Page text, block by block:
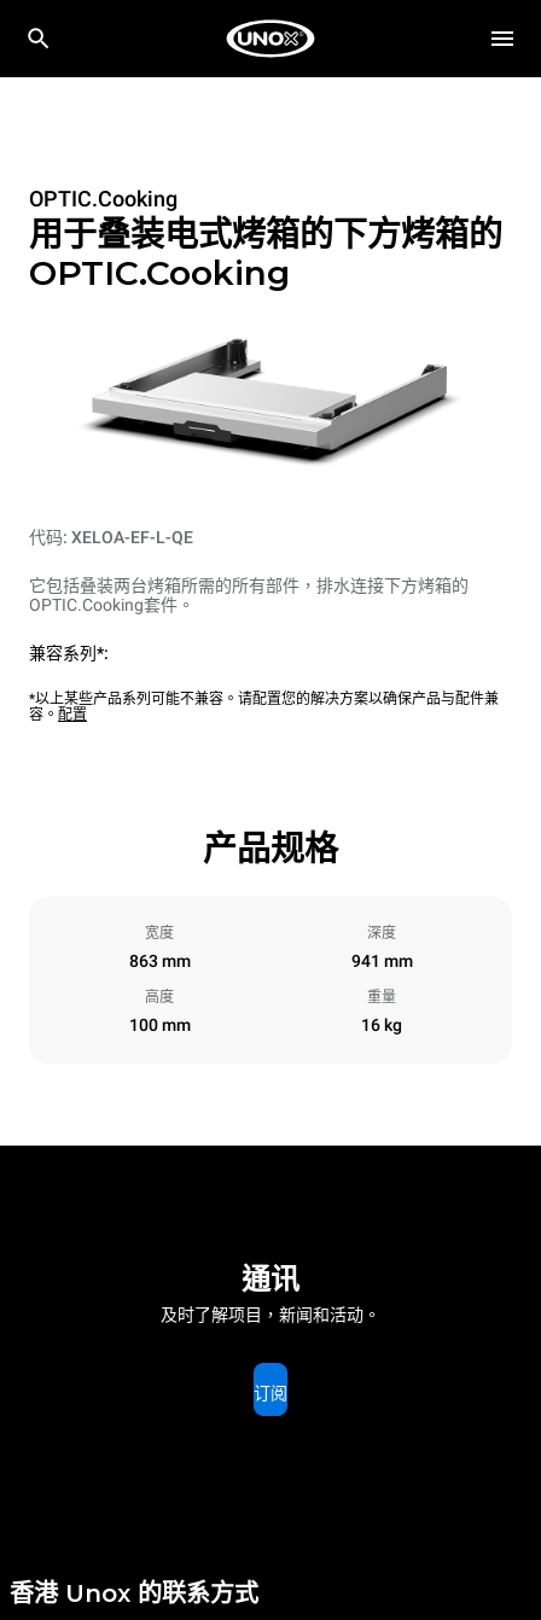
OPTIC.Cooking
用于叠装电式烤箱的下方烤箱的
OPTIC.Cooking
代码: XELOA-EF-L-QE
它包括叠装两台烤箱所需的所有部件，排水连接下方烤箱的
OPTIC.Cooking套件。
兼容系列*:
*以上某些产品系列可能不兼容。请配置您的解决方案以确保产品与配件兼
容。 配置
产品规格
宽度
863 mm
深度
941 mm
高度
100 mm
重量
16 kg
通讯
及时了解项目，新闻和活动。
订阅
香港 Unox 的联系方式